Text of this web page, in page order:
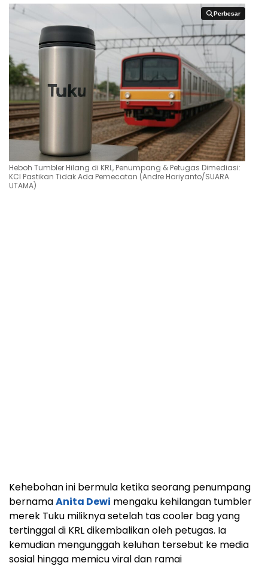
Perbesar
Perbesar
Heboh Tumbler Hilang di KRL, Penumpang & Petugas Dimediasi:
KCI Pastikan Tidak Ada Pemecatan (Andre Hariyanto/SUARA
UTAMA)
Kehebohan ini bermula ketika seorang penumpang
bernamaAnita Dewi mengaku kehilangan tumbler
merek Tuku miliknya setelah tas cooler bag yang
tertinggal di KRL dikembalikan oleh petugas. Ia
kemudian mengunggah keluhan tersebut ke media
sosial hingga memicu viral dan ramai